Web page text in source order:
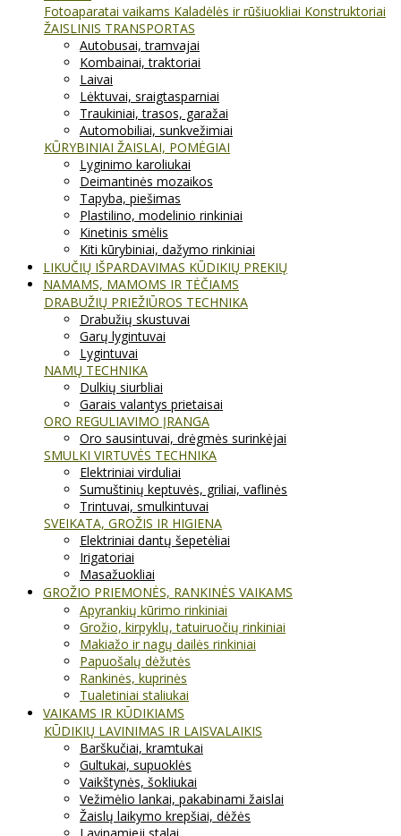
Fotoaparatai vaikams Kaladėlės ir rūšiuokliai Konstruktoriai
ŽAISLINIS TRANSPORTAS
Autobusai, tramvajai
Kombainai, traktoriai
Laivai
Lėktuvai, sraigtasparniai
Traukiniai, trasos, garažai
Automobiliai, sunkvežimiai
KŪRYBINIAI ŽAISLAI, POMĖGIAI
Lyginimo karoliukai
Deimantinės mozaikos
Tapyba, piešimas
Plastilino, modelinio rinkiniai
Kinetinis smėlis
Kiti kūrybiniai, dažymo rinkiniai
LIKUČIŲ IŠPARDAVIMAS KŪDIKIŲ PREKIŲ
NAMAMS, MAMOMS IR TĖČIAMS
DRABUŽIŲ PRIEŽIŪROS TECHNIKA
Drabužių skustuvai
Garų lygintuvai
Lygintuvai
NAMŲ TECHNIKA
Dulkių siurbliai
Garais valantys prietaisai
ORO REGULIAVIMO ĮRANGA
Oro sausintuvai, drėgmės surinkėjai
SMULKI VIRTUVĖS TECHNIKA
Elektriniai virduliai
Sumuštinių keptuvės, griliai, vaflinės
Trintuvai, smulkintuvai
SVEIKATA, GROŽIS IR HIGIENA
Elektriniai dantų šepetėliai
Irigatoriai
Masažuokliai
GROŽIO PRIEMONĖS, RANKINĖS VAIKAMS
Apyrankių kūrimo rinkiniai
Grožio, kirpyklų, tatuiruočių rinkiniai
Makiažo ir nagų dailės rinkiniai
Papuošalų dėžutės
Rankinės, kuprinės
Tualetiniai staliukai
VAIKAMS IR KŪDIKIAMS
KŪDIKIŲ LAVINIMAS IR LAISVALAIKIS
Barškučiai, kramtukai
Gultukai, supuoklės
Vaikštynės, šokliukai
Vežimėlio lankai, pakabinami žaislai
Žaislų laikymo krepšiai, dėžės
Lavinamieji stalai